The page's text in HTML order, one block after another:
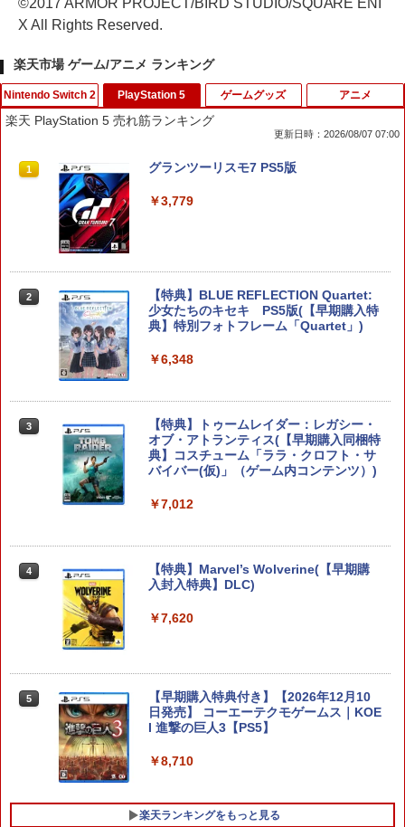
©2017 ARMOR PROJECT/BIRD STUDIO/SQUARE ENI
X All Rights Reserved.
楽天市場 ゲーム/アニメ ランキング
Nintendo Switch 2
1
【特典】メタファー：リファンタジオ
値アイテムセット、旅の仕送りセット)
2
スクウェア・エニックス ドラゴンクエス
トXI 過ぎ去りし時を求めて S【Switch
2】 POTPAANVA [POTPAANVA]
￥4,920
3 スプラトゥーン レイダース
￥6,507
GEAR SOLID : MASTER COLLECTION
Vol.2 Switch2版(2連アクリルキーホル
5
【当店独自で＋P10倍★要エントリー】
【中古】[Switch2] ゼルダの伝説 ブレス
オブ ザ ワイルド Nintendo Switch 2 Ed
ン) 任天堂(20250605)
PlayStation 5
楽天 PlayStation 5 売れ筋ランキング
更新日時：2026/08/07 07:00
1 グランツーリスモ7 PS5版
￥3,779
2
【特典】BLUE REFLECTION Quartet:
少女たちのキセキ PS5版(【早期購入特
典】特別フォトフレーム「Quartet」)
￥6,348
3
【特典】トゥームレイダー：レガシー・
オブ・アトランティス(【早期購入同梱特
典】コスチューム「ララ・クロフト・サ
バイバー(仮)」（ゲーム内コンテンツ）)
￥7,012
4
【特典】Marvel’s Wolverine(【早期購
入封入特典】DLC)
￥7,620
5
【早期購入特典付き】【2026年12月10
日発売】 コーエーテクモゲームス｜KOE
I 進撃の巨人3【PS5】
￥8,710
楽天ランキングをもっと見る
ゲームグッズ アニメ